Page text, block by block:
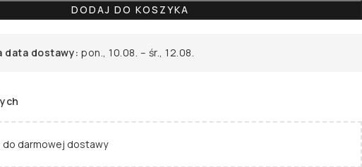
DODAJ DO KOSZYKA
data dostawy: pon., 10.08. – śr., 12.08.
do darmowej dostawy